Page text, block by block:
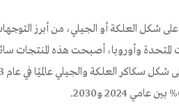
شكل العلكة أو الجيلي، من أبرز